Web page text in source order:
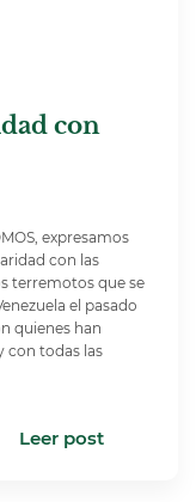
con
expresamos
con las
terremotos que se
el pasado
quienes han
con todas las
Leer post